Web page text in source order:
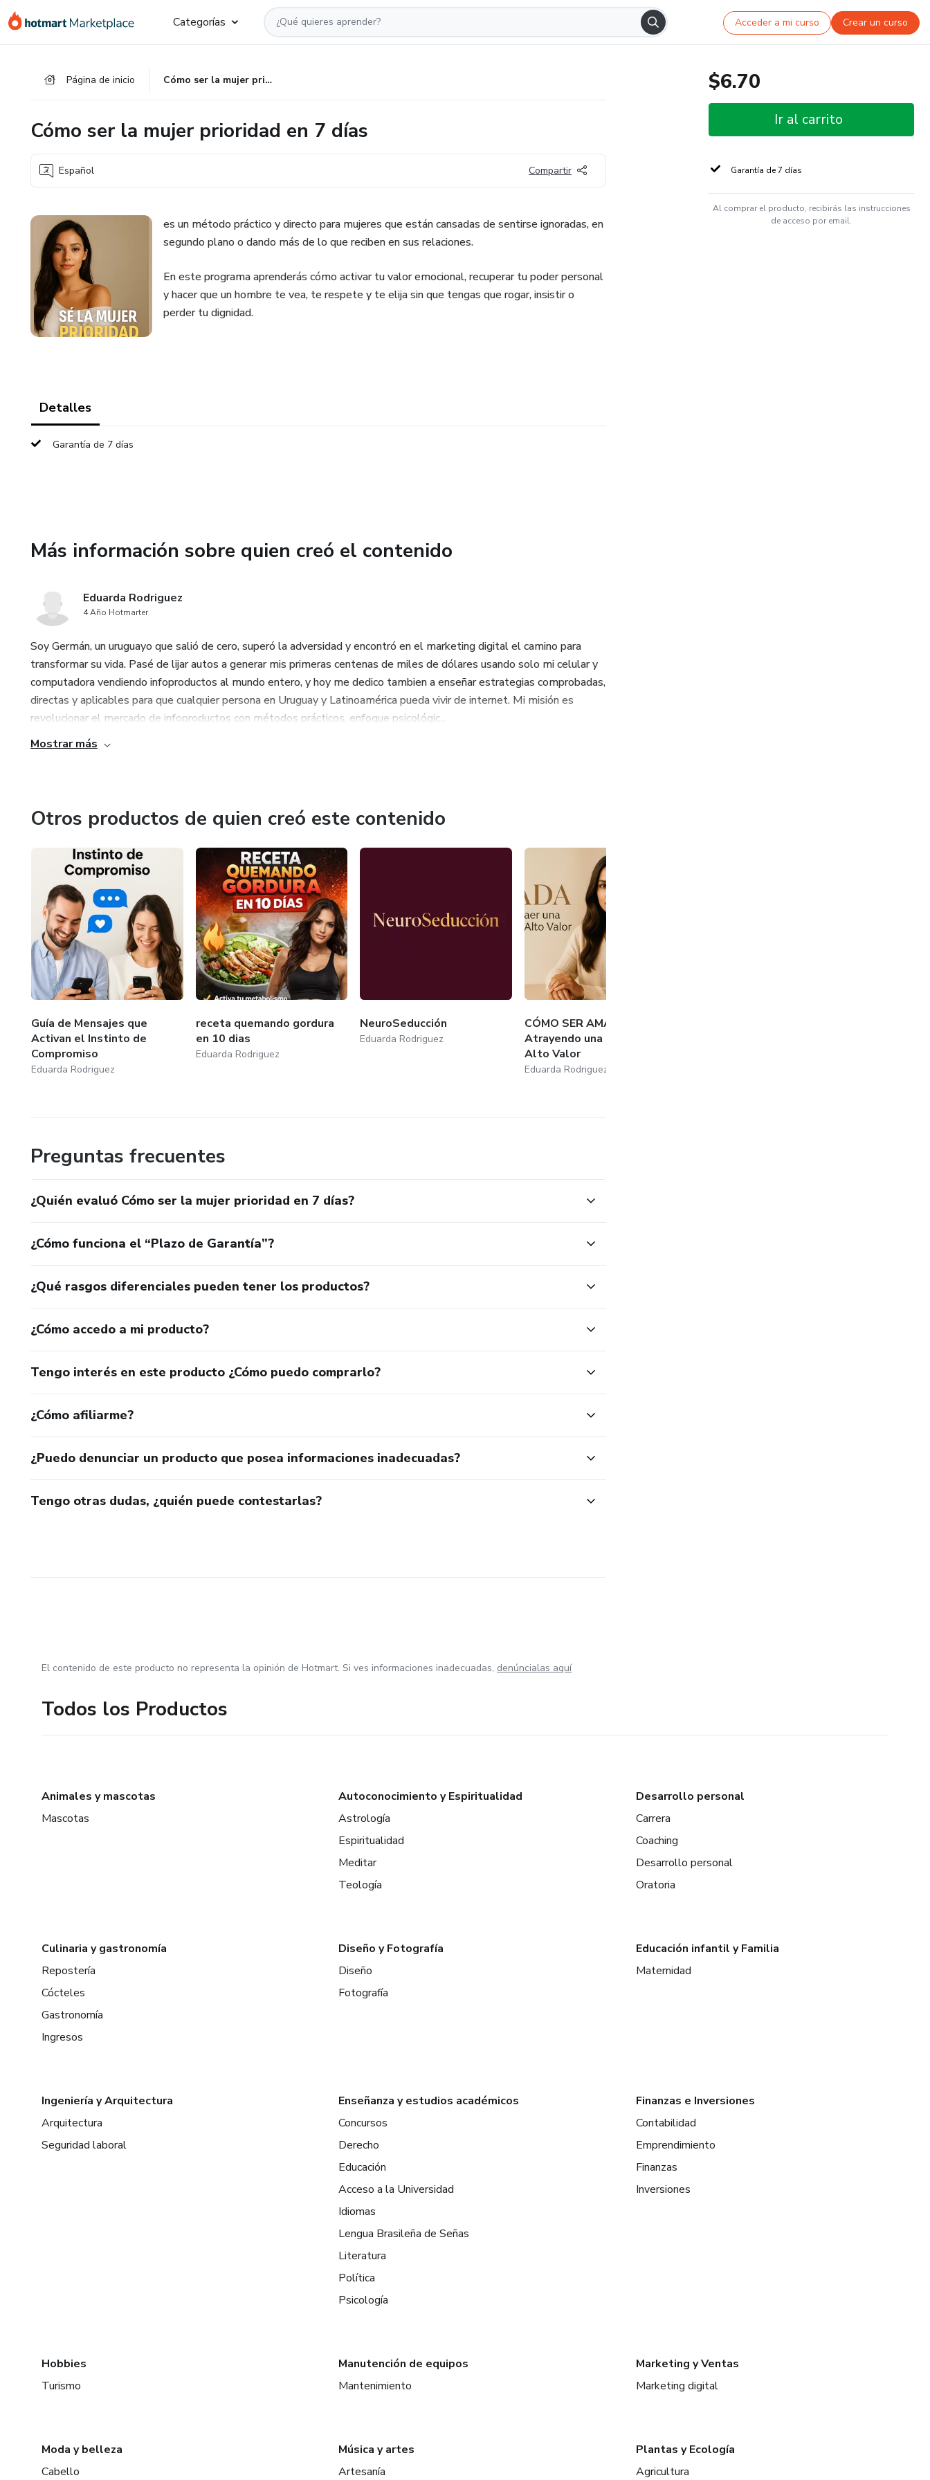
Categorías Acceder a mi curso Crear un curso
Página de inicio Cómo ser la mujer prioridad en 7 días
Cómo ser la mujer prioridad en 7 días
Español Compartir
es un método práctico y directo para mujeres que están cansadas de sentirse ignoradas, en
segundo plano o dando más de lo que reciben en sus relaciones.
En este programa aprenderás cómo activar tu valor emocional, recuperar tu poder personal
y hacer que un hombre te vea, te respete y te elija sin que tengas que rogar, insistir o
perder tu dignidad.
Detalles
Garantía de 7 días
Más información sobre quien creó el contenido
Eduarda Rodriguez
4 Año Hotmarter
Soy Germán, un uruguayo que salió de cero, superó la adversidad y encontró en el marketing digital el camino para
transformar su vida. Pasé de lijar autos a generar mis primeras centenas de miles de dólares usando solo mi celular y
computadora vendiendo infoproductos al mundo entero, y hoy me dedico tambien a enseñar estrategias comprobadas,
directas y aplicables para que cualquier persona en Uruguay y Latinoamérica pueda vivir de internet. Mi misión es
revolucionar el mercado de infoproductos con métodos prácticos, enfoque psicológic...
Mostrar más
Otros productos de quien creó este contenido
Guía de Mensajes que
Activan el Instinto de
Compromiso
Eduarda Rodriguez
receta quemando gordura
en 10 dias
Eduarda Rodriguez
NeuroSeducción
Eduarda Rodriguez
CÓMO SER AMADA -
Atrayendo una Relación de
Alto Valor
Eduarda Rodriguez
Preguntas frecuentes
¿Quién evaluó Cómo ser la mujer prioridad en 7 días?
¿Cómo funciona el “Plazo de Garantía”?
¿Qué rasgos diferenciales pueden tener los productos?
¿Cómo accedo a mi producto?
Tengo interés en este producto ¿Cómo puedo comprarlo?
¿Cómo afiliarme?
¿Puedo denunciar un producto que posea informaciones inadecuadas?
Tengo otras dudas, ¿quién puede contestarlas?
$6.70
Ir al carrito
Garantía de 7 días
Al comprar el producto, recibirás las instrucciones
de acceso por email.
El contenido de este producto no representa la opinión de Hotmart. Si ves informaciones inadecuadas, denúncialas aquí
Todos los Productos
Animales y mascotas
Mascotas
Autoconocimiento y Espiritualidad
Astrología
Espiritualidad
Meditar
Teología
Desarrollo personal
Carrera
Coaching
Desarrollo personal
Oratoria
Culinaria y gastronomía
Repostería
Cócteles
Gastronomía
Ingresos
Diseño y Fotografía
Diseño
Fotografía
Educación infantil y Familia
Maternidad
Ingeniería y Arquitectura
Arquitectura
Seguridad laboral
Enseñanza y estudios académicos
Concursos
Derecho
Educación
Acceso a la Universidad
Idiomas
Lengua Brasileña de Señas
Literatura
Política
Psicología
Finanzas e Inversiones
Contabilidad
Emprendimiento
Finanzas
Inversiones
Hobbies
Turismo
Manutención de equipos
Mantenimiento
Marketing y Ventas
Marketing digital
Moda y belleza
Cabello
Música y artes
Artesanía
Plantas y Ecología
Agricultura